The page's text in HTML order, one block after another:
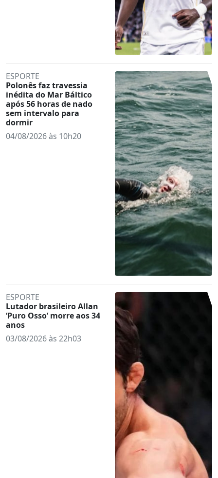
ESPORTE
Polonês faz travessia
inédita do Mar Báltico
após 56 horas de nado
sem intervalo para
dormir
04/08/2026 às 10h20
ESPORTE
Lutador brasileiro Allan
‘Puro Osso’ morre aos 34
anos
03/08/2026 às 22h03